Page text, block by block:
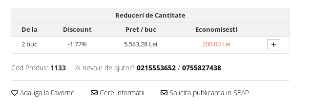
Reduceri de Cantitate
De la
Discount Pret/ buc
Economisesti
2 buc -1.77% 5.543,28 Lei 200,00 Lei +
Cod Produs: 1133 Ai nevoie de ajutor? 0215553652 / 0755827438
Adauga la Favorite Cere informatii
Solicita publicarea in SEAP